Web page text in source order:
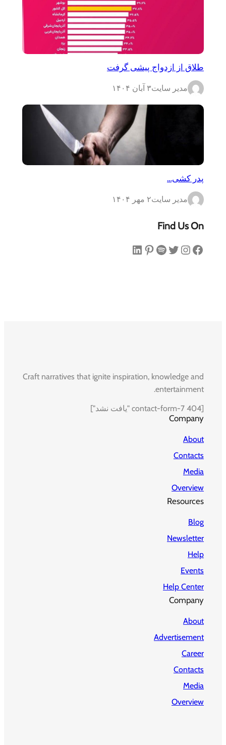
طلاق از ازدواج پیشی گرفت
مدیر سایت۳ آبان ۱۴۰۴
پدر کشی…
مدیر سایت۲ مهر ۱۴۰۴
Find Us On
فیس‌بوک اینستاگرم توییتر اسپاتیفای پینترست لینکداین
Craft narratives that ignite inspiration, knowledge and
entertainment.
[contact-form-7 404 "یافت نشد"]
Company
About
Contacts
Media
Overview
Resources
Blog
Newsletter
Help
Events
Help Center
Company
About
Advertisement
Career
Contacts
Media
Overview